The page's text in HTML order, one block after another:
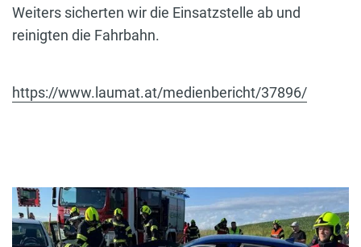
Weiters sicherten wir die Einsatzstelle ab und
reinigten die Fahrbahn.
https://www.laumat.at/medienbericht/37896/